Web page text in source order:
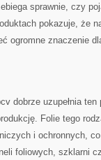
sprawnie, czy
pokazuje, że
ogromne znaczenie
dobrze uzupełnia
Folie tego
i ochronnych,
foliowych, szklarni